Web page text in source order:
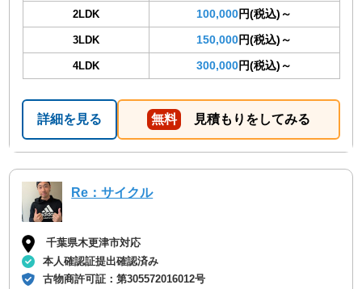
2LDK 100,000円(税込)～
3LDK 150,000円(税込)～
4LDK 300,000円(税込)～
詳細を見る 無料 見積もりをしてみる
Re：サイクル
千葉県木更津市対応
本人確認証提出確認済み
古物商許可証：第305572016012号